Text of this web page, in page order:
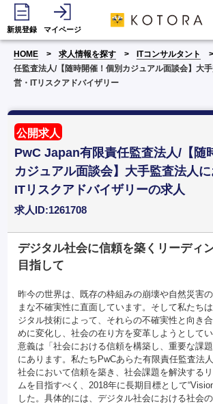
新規登録 マイページ
HOME 求人情報を探す ITコンサルタント
任監査法人/【随時開催！個別カジュアル面談会】大
営・ITリスクアドバイザリー
公開求人
PwC Japan有限責任監査法人/【随
カジュアル面談会】大手監査法人に
ITリスクアドバイザリーの求人
求人ID:1261708
デジタル社会に信頼を築くリーディ
目指して
昨今の世界は、既存の枠組みの崩壊や自然災害
まな不確実性に直面しています。そして私たち
ジタル技術によって、それらの不確実性と向き
めに変化し、社会の在り方を変革しようとして
意義は「社会における信頼を構築し、重要な課
にあります。私たちPwCあらた有限責任監査法
社会において信頼を築き、社会課題を解決する
ムを目指すべく、2018年に長期目標として
した。具体的には、デジタル社会における社会